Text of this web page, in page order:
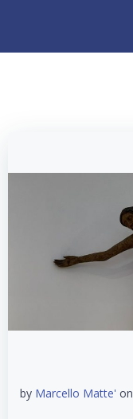
by Marcello Matte' on